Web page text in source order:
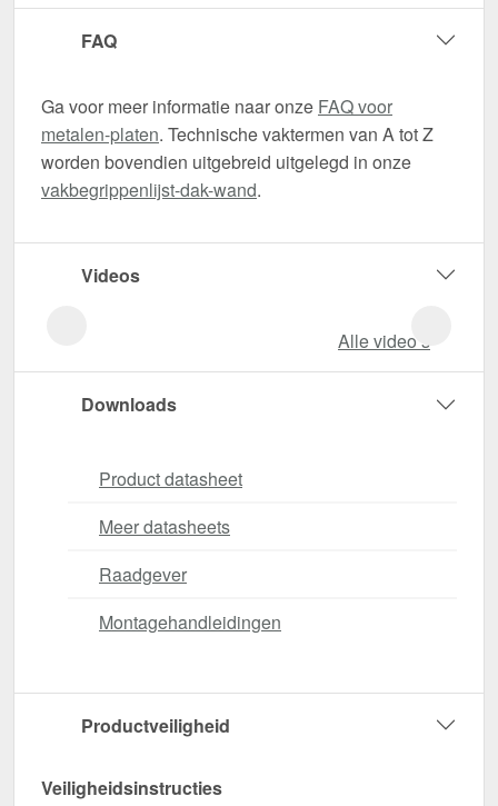
FAQ
Ga voor meer informatie naar onze FAQ voor
metalen-platen. Technische vaktermen van A tot Z
worden bovendien uitgebreid uitgelegd in onze
vakbegrippenlijst-dak-wand.
Videos
Alle video‘s
Downloads
Product datasheet
Meer datasheets
Raadgever
Montagehandleidingen
Productveiligheid
Veiligheidsinstructies